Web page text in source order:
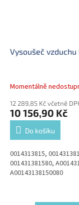
Vysoušeč vzduchu
Momentálně
12 289,85 Kč včetně
10 156,90 Kč
Do košíku
0014313815,
001431381580,
A00143138150080